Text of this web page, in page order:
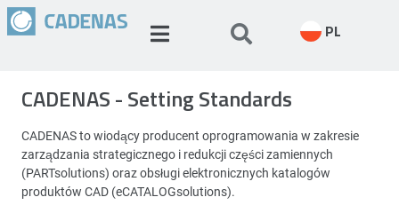
PL
CADENAS - Setting Standards
CADENAS to wiodący producent oprogramowania w zakresie
zarządzania strategicznego i redukcji części zamiennych
(PARTsolutions) oraz obsługi elektronicznych katalogów
produktów CAD (eCATALOGsolutions).